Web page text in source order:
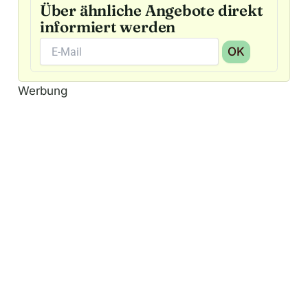
Über ähnliche Angebote direkt
informiert werden
OK
A
l
Werbung